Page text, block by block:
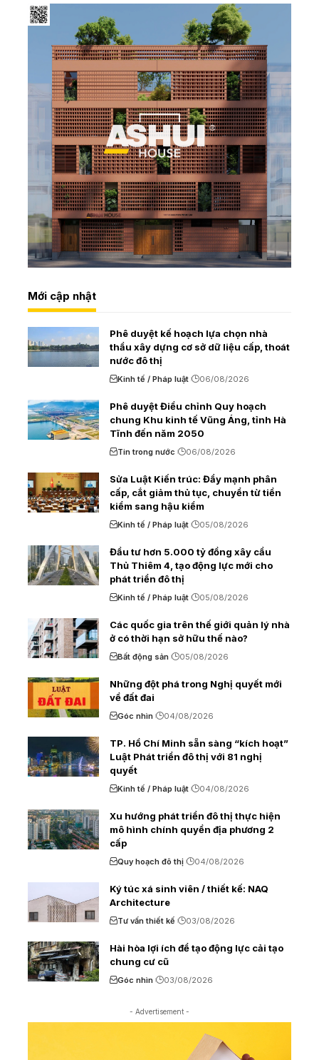
Mới cập nhật
Phê duyệt kế hoạch lựa chọn nhà
thầu xây dựng cơ sở dữ liệu cấp, thoát
nước đô thị
Kinh tế / Pháp luật 06/08/2026
Phê duyệt Điều chỉnh Quy hoạch
chung Khu kinh tế Vũng Áng, tỉnh Hà
Tĩnh đến năm 2050
Tin trong nước 06/08/2026
Sửa Luật Kiến trúc: Đẩy mạnh phân
cấp, cắt giảm thủ tục, chuyển từ tiền
kiểm sang hậu kiểm
Kinh tế / Pháp luật 05/08/2026
Đầu tư hơn 5.000 tỷ đồng xây cầu
Thủ Thiêm 4, tạo động lực mới cho
phát triển đô thị
Kinh tế / Pháp luật 05/08/2026
Các quốc gia trên thế giới quản lý nhà
ở có thời hạn sở hữu thế nào?
Bất động sản 05/08/2026
Những đột phá trong Nghị quyết mới
về đất đai
Góc nhìn 04/08/2026
TP. Hồ Chí Minh sẵn sàng “kích hoạt”
Luật Phát triển đô thị với 81 nghị
quyết
Kinh tế / Pháp luật 04/08/2026
Xu hướng phát triển đô thị thực hiện
mô hình chính quyền địa phương 2
cấp
Quy hoạch đô thị 04/08/2026
Ký túc xá sinh viên / thiết kế: NAQ
Architecture
Tư vấn thiết kế 03/08/2026
Hài hòa lợi ích để tạo động lực cải tạo
chung cư cũ
Góc nhìn 03/08/2026
- Advertisement -